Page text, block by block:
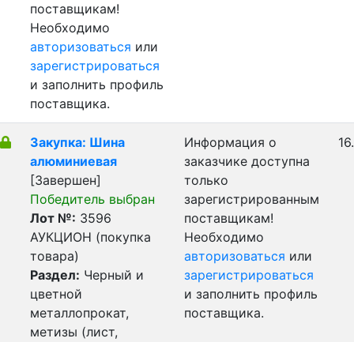
поставщикам!
Необходимо
авторизоваться или
зарегистрироваться
и заполнить профиль
поставщика.
Закупка: Шина
алюминиевая
[Завершен]
Победитель выбран
Лот №: 3596
АУКЦИОН (покупка
товара)
Раздел: Черный и
цветной
металлопрокат,
метизы (лист,
Информация о
заказчике доступна
только
зарегистрированным
поставщикам!
Необходимо
авторизоваться или
зарегистрироваться
и заполнить профиль
поставщика.